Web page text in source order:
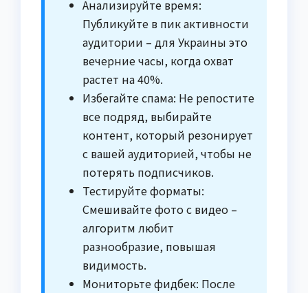
Анализируйте время:
Публикуйте в пик активности
аудитории – для Украины это
вечерние часы, когда охват
растет на 40%.
Избегайте спама: Не репостите
все подряд, выбирайте
контент, который резонирует
с вашей аудиторией, чтобы не
потерять подписчиков.
Тестируйте форматы:
Смешивайте фото с видео –
алгоритм любит
разнообразие, повышая
видимость.
Мониторьте фидбек: После